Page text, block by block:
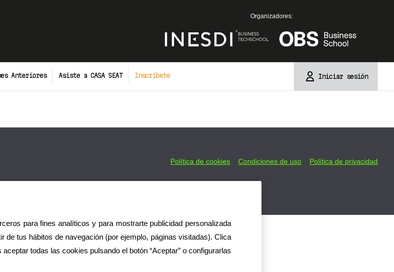
Organizadores:
Anteriores Asiste a CASA SEAT Inscríbete Iniciar sesión
Política de cookies Condiciones de uso Política de privacidad
para fines analíticos y para mostrarte publicidad personalizada
de tus hábitos de navegación (por ejemplo, páginas visitadas). Clica
todas las cookies pulsando el botón “Aceptar” o configurarlas